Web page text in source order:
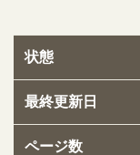
状態
最終更新日
ページ数